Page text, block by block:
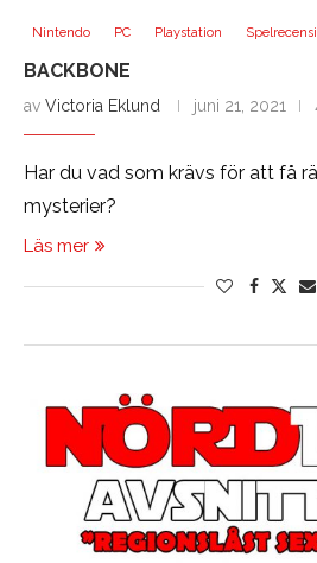
Nintendo PC Playstation
BACKBONE
av Victoria Eklund juni 21, 2021
Har du vad som krävs för att få
mysterier?
Läs mer